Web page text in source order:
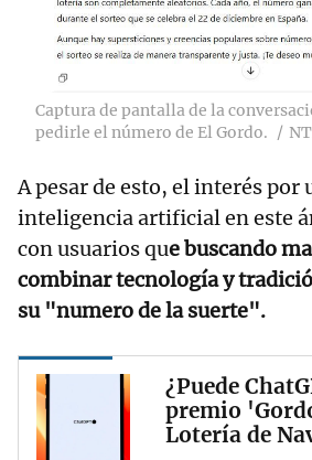
Captura de pantalla de la
pedirle el número de El Gordo.
A pesar de esto, el interés por
inteligencia artificial en este
con usuarios que buscando
combinar tecnología y
su "numero de la suerte".
¿Puede
premio
Lotería de